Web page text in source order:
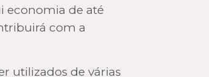
economia de até
com a
utilizados de várias